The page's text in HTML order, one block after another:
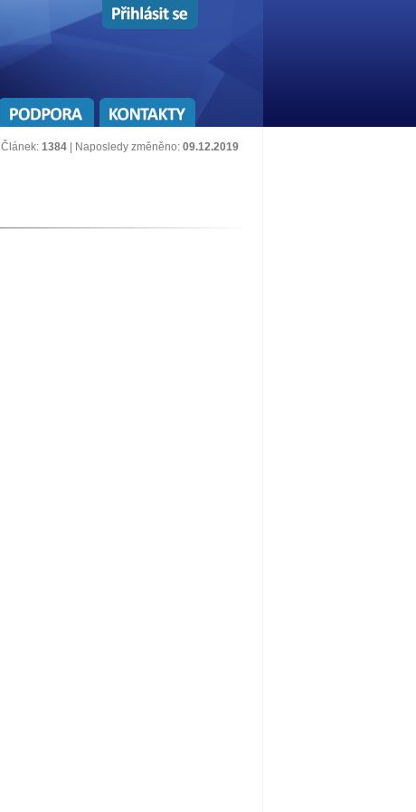
Článek: 1384| Naposledy změněno: 09.12.2019